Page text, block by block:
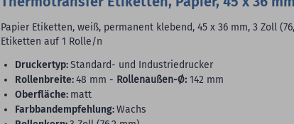
Papier Etiketten, weiß, permanent klebend, 45 x 36 mm, 3 Zoll
Etiketten auf 1 Rolle/n
Druckertyp:Standard- und Industriedrucker
Rollenbreite:48 mm - Rollenaußen-Ø:142 mm
Oberfläche: matt
Farbbandempfehlung:Wachs